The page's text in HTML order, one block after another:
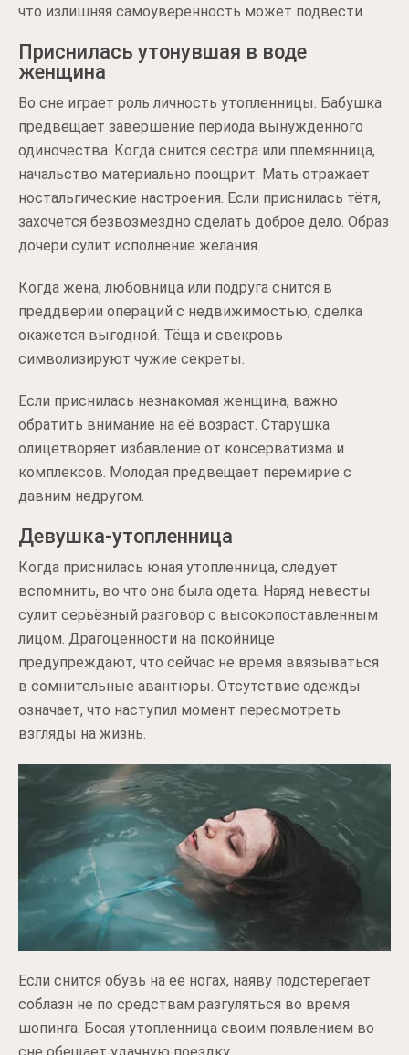
что излишняя самоуверенность может подвести.
Приснилась утонувшая в воде
женщина
Во сне играет роль личность утопленницы. Бабушка
предвещает завершение периода вынужденного
одиночества. Когда снится сестра или племянница,
начальство материально поощрит. Мать отражает
ностальгические настроения. Если приснилась тётя,
захочется безвозмездно сделать доброе дело. Образ
дочери сулит исполнение желания.
Когда жена, любовница или подруга снится в
преддверии операций с недвижимостью, сделка
окажется выгодной. Тёща и свекровь
символизируют чужие секреты.
Если приснилась незнакомая женщина, важно
обратить внимание на её возраст. Старушка
олицетворяет избавление от консерватизма и
комплексов. Молодая предвещает перемирие с
давним недругом.
Девушка-утопленница
Когда приснилась юная утопленница, следует
вспомнить, во что она была одета. Наряд невесты
сулит серьёзный разговор с высокопоставленным
лицом. Драгоценности на покойнице
предупреждают, что сейчас не время ввязываться
в сомнительные авантюры. Отсутствие одежды
означает, что наступил момент пересмотреть
взгляды на жизнь.
Если снится обувь на её ногах, наяву подстерегает
соблазн не по средствам разгуляться во время
шопинга. Босая утопленница своим появлением во